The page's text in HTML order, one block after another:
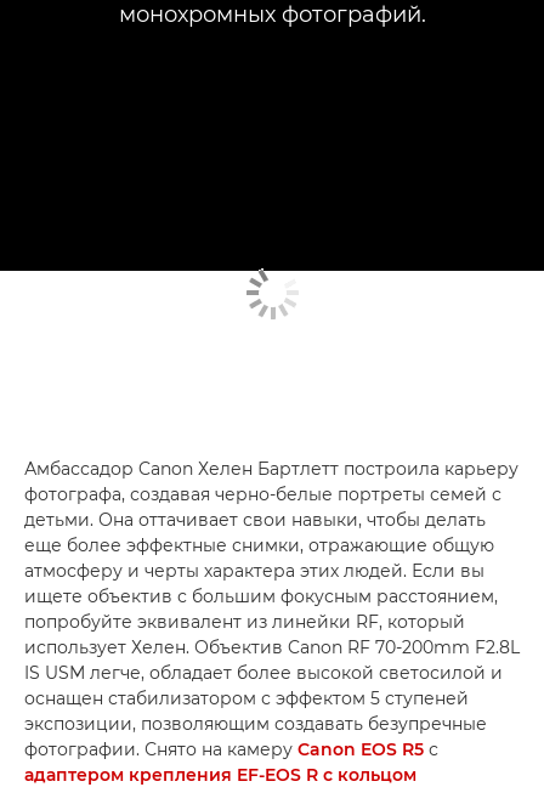
монохромных фотографий.
Амбассадор Canon Хелен Бартлетт построила карьеру
фотографа, создавая черно-белые портреты семей с
детьми. Она оттачивает свои навыки, чтобы делать
еще более эффектные снимки, отражающие общую
атмосферу и черты характера этих людей. Если вы
ищете объектив с большим фокусным расстоянием,
попробуйте эквивалент из линейки RF, который
использует Хелен. Объектив Canon RF 70-200mm F2.8L
IS USM легче, обладает более высокой светосилой и
оснащен стабилизатором с эффектом 5 ступеней
экспозиции, позволяющим создавать безупречные
фотографии. Снято на камеру Canon EOS R5 с
адаптером крепления EF-EOS R с кольцом